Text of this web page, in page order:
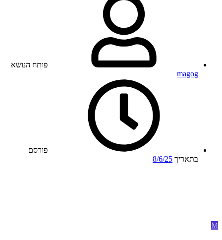
פותח הנושא
magog
פורסם
בתאריך 8/6/25
M